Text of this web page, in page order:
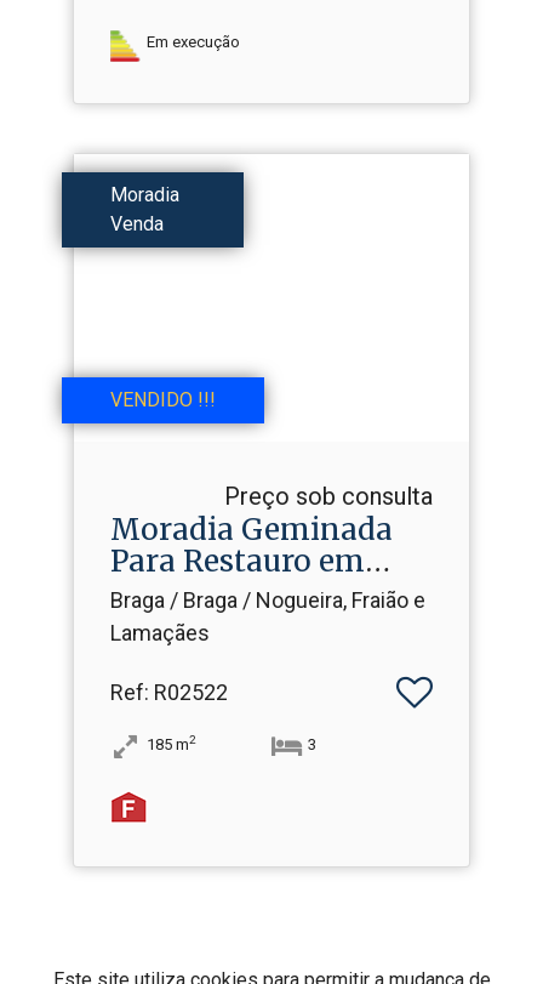
Em execução
Moradia
Venda
VENDIDO !!!
Preço sob consulta
Moradia Geminada
Para Restauro em
Nogueira
Braga / Braga / Nogueira, Fraião e
Lamaçães
Ref: R02522
185 m2 3